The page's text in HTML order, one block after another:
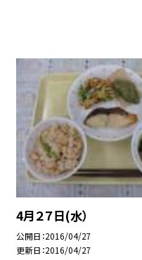
4月２７日(水）
公開日 2016/04/27
更新日 2016/04/27